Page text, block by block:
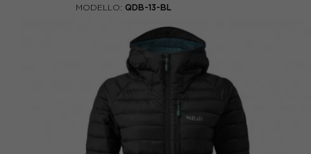
MODELLO: QDB-13-BL